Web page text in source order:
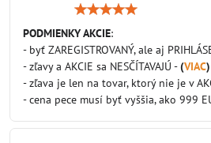
PODMIENKY AKCIE:
- byť ZAREGISTROVANÝ, ale aj
- zľavy a AKCIE sa NESČÍTAVAJÚ -(VIAC)
- zľava je len na tovar, ktorý nie je v
- cena pece musí byť vyššia, ako 999